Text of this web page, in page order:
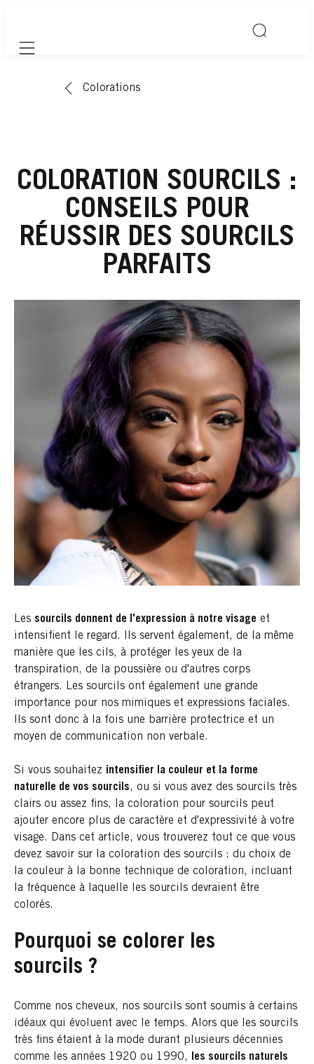
Mobile navigation
Colorations
COLORATION SOURCILS :
CONSEILS POUR
RÉUSSIR DES SOURCILS
PARFAITS
Les sourcils donnent de l'expression à notre visage et
intensifient le regard. Ils servent également, de la même
manière que les cils, à protéger les yeux de la
transpiration, de la poussière ou d'autres corps
étrangers. Les sourcils ont également une grande
importance pour nos mimiques et expressions faciales.
Ils sont donc à la fois une barrière protectrice et un
moyen de communication non verbale.
Si vous souhaitez intensifier la couleur et la forme
naturelle de vos sourcils, ou si vous avez des sourcils très
clairs ou assez fins, la coloration pour sourcils peut
ajouter encore plus de caractère et d'expressivité à votre
visage. Dans cet article, vous trouverez tout ce que vous
devez savoir sur la coloration des sourcils : du choix de
la couleur à la bonne technique de coloration, incluant
la fréquence à laquelle les sourcils devraient être
colorés.
Pourquoi se colorer les
sourcils ?
Comme nos cheveux, nos sourcils sont soumis à certains
idéaux qui évoluent avec le temps. Alors que les sourcils
très fins étaient à la mode durant plusieurs décennies
comme les années 1920 ou 1990, les sourcils naturels